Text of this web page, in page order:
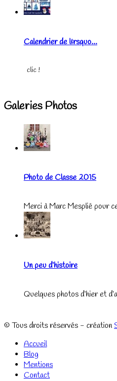
Calendrier de l&rsquo...
clic !
Galeries Photos
Photo de Classe 2015
Merci à Marc Mesplié pour
Un peu d’histoire
Quelques photos d’hier et
© Tous droits réservés - création
Accueil
Blog
Mentions
Contact